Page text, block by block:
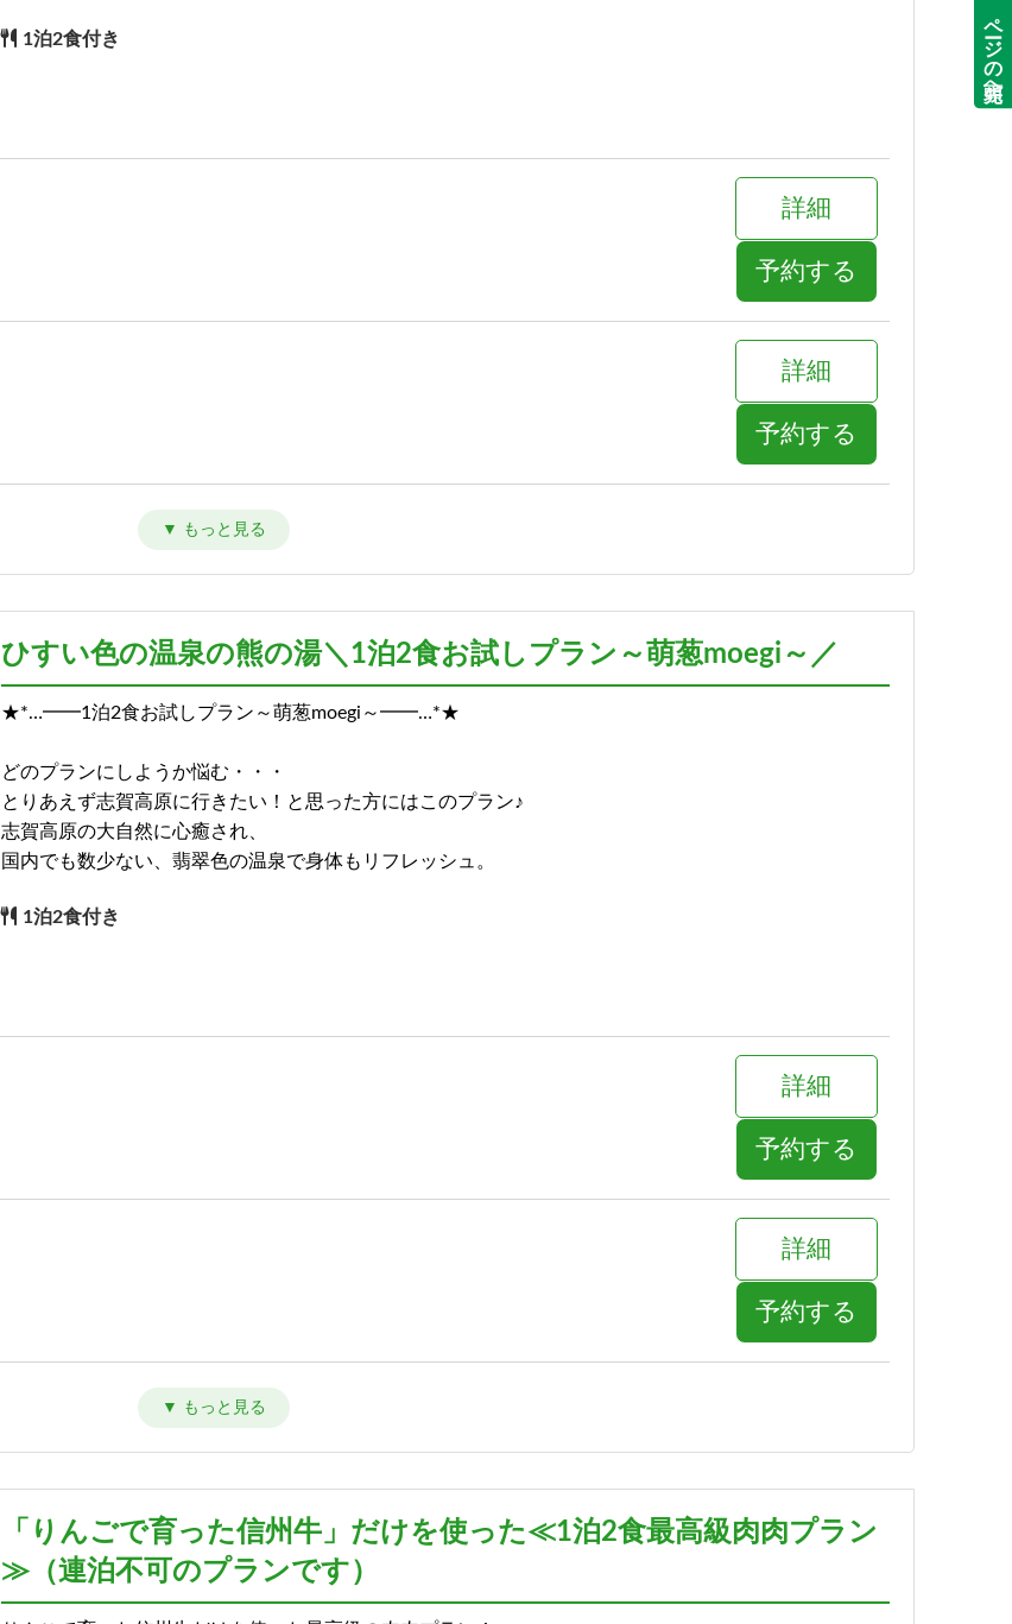
1泊2食付き
詳細
予約する
詳細
予約する
ひすい色の温泉の熊の湯＼1泊2食お試しプラン～萌葱moegi～／
★*…━━1泊2食お試しプラン～萌葱moegi～━━…*★
どのプランにしようか悩む・・・
とりあえず志賀高原に行きたい！と思った方にはこのプラン♪
志賀高原の大自然に心癒され、
国内でも数少ない、翡翠色の温泉で身体もリフレッシュ。
1泊2食付き
詳細
予約する
詳細
予約する
「りんごで育った信州牛」だけを使った≪1泊2食最高級肉肉プラン
≫（連泊不可のプランです）
ページの先頭へ